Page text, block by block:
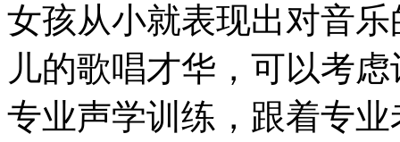
女孩从小就表现出对音
儿的歌唱才华，可以考
专业声学训练，跟着专